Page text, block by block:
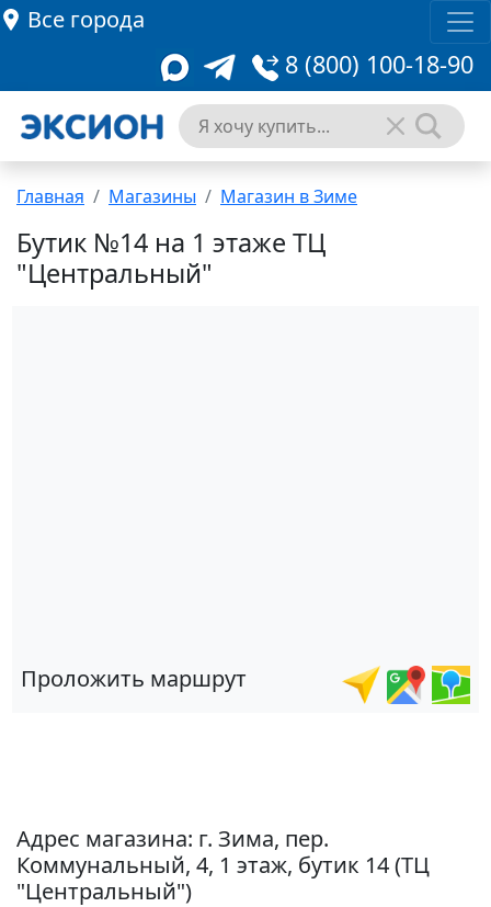
Все города
8 (800) 100-18-90
Главная Магазины Магазин в Зиме
Бутик №14 на 1 этаже ТЦ
"Центральный"
Проложить маршрут
Адрес магазина: г. Зима, пер.
Коммунальный, 4, 1 этаж, бутик 14 (ТЦ
"Центральный")